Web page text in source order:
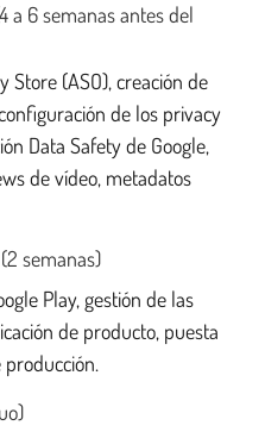
a 6 semanas antes del
Store (ASO), creación de
de los privacy
Data Safety de Google,
de vídeo, metadatos
semanas)
Play, gestión de las
de producto, puesta